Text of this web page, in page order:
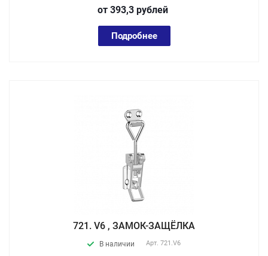
от 393,3 рублей
Подробнее
721. V6 , ЗАМОК-ЗАЩЁЛКА
В наличии Арт. 721.V6